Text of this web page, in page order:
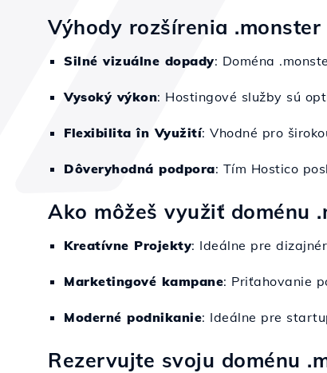
Výhody rozšírenia
Silné vizuálne dopady: Doména
Vysoký výkon: Hostingové služby sú
Flexibilita în Využití: Vhodné pro
Dôveryhodná podpora: Tím Hostico
Ako môžeš využiť doménu
Kreatívne Projekty: Ideálne pre
Marketingové kampane: Priťahovanie
Moderné podnikanie: Ideálne pre
Rezervujte svoju doménu